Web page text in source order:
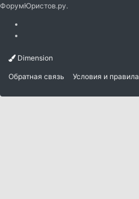
ФорумЮристов.ру.
Dimension
Обратная связь Условия и правила